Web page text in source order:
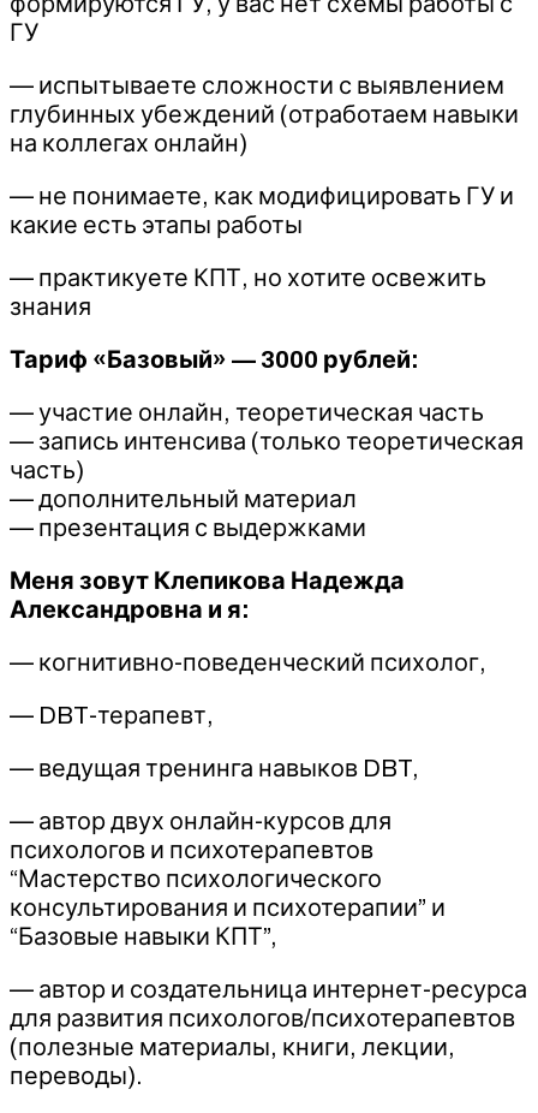
ГУ
— испытываете сложности с выявлением
глубинных убеждений (отработаем навыки
на коллегах онлайн)
— не понимаете, как модифицировать ГУ и
какие есть этапы работы
— практикуете КПТ, но хотите освежить
знания
Тариф «Базовый» — 3000 рублей:
— участие онлайн, теоретическая часть
— запись интенсива (только теоретическая
часть)
— дополнительный материал
— презентация с выдержками
Меня зовут Клепикова Надежда
Александровна и я:
— когнитивно-поведенческий психолог,
— DBT-терапевт,
— ведущая тренинга навыков DBT,
— автор двух онлайн-курсов для
психологов и психотерапевтов
“Мастерство психологического
консультирования и психотерапии” и
“Базовые навыки КПТ”,
— автор и создательница интернет-ресурса
для развития психологов/психотерапевтов
(полезные материалы, книги, лекции,
переводы).